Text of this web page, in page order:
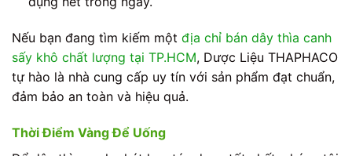
Nếu bạn đang tìm kiếm một địa chỉ bán dây thìa canh
sấy khô chất lượng tại TP.HCM, Dược Liệu THAPHACO
tự hào là nhà cung cấp uy tín với sản phẩm đạt chuẩn,
đảm bảo an toàn và hiệu quả.
Thời Điểm Vàng Để Uống